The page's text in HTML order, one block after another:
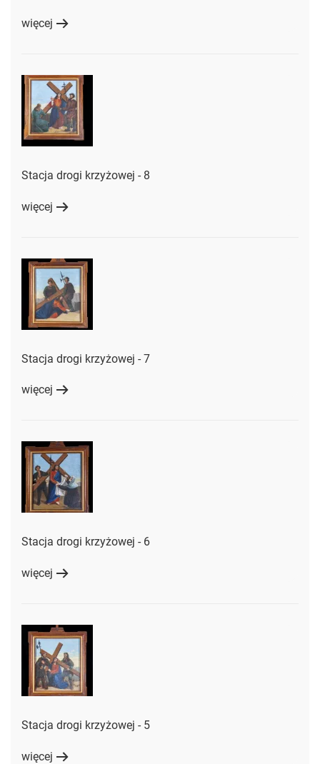
więcej
Stacja drogi krzyżowej - 8
więcej
Stacja drogi krzyżowej - 7
więcej
Stacja drogi krzyżowej - 6
więcej
Stacja drogi krzyżowej - 5
więcej